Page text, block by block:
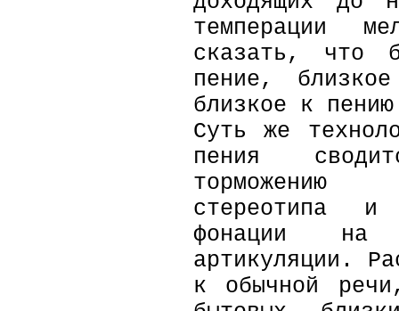
темперации
сказать, что
пение,
близкое к
Суть же
пения
торможению
стереотипа
фонации на
артикуляции.
к обычной